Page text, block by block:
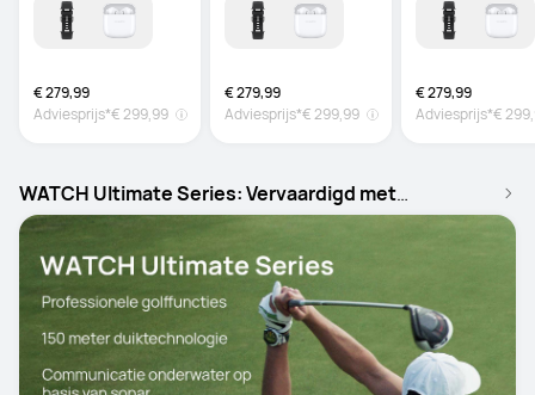
€ 279,99
Adviesprijs*€ 299,99
€ 279,99
Adviesprijs*€ 299,99
€ 279,99
Adviesprijs*€
WATCH Ultimate Series: Vervaardigd met
premium materialen voor maximale prestaties.